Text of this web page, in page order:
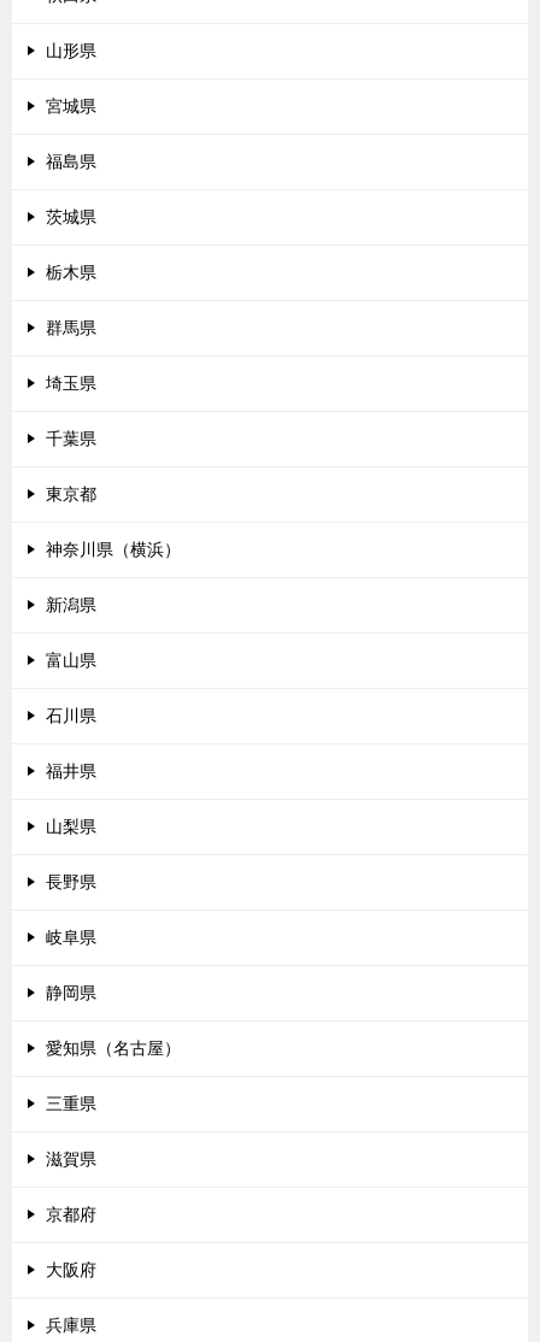
山形県
宮城県
福島県
茨城県
栃木県
群馬県
埼玉県
千葉県
東京都
神奈川県（横浜）
新潟県
富山県
石川県
福井県
山梨県
長野県
岐阜県
静岡県
愛知県（名古屋）
三重県
滋賀県
京都府
大阪府
兵庫県